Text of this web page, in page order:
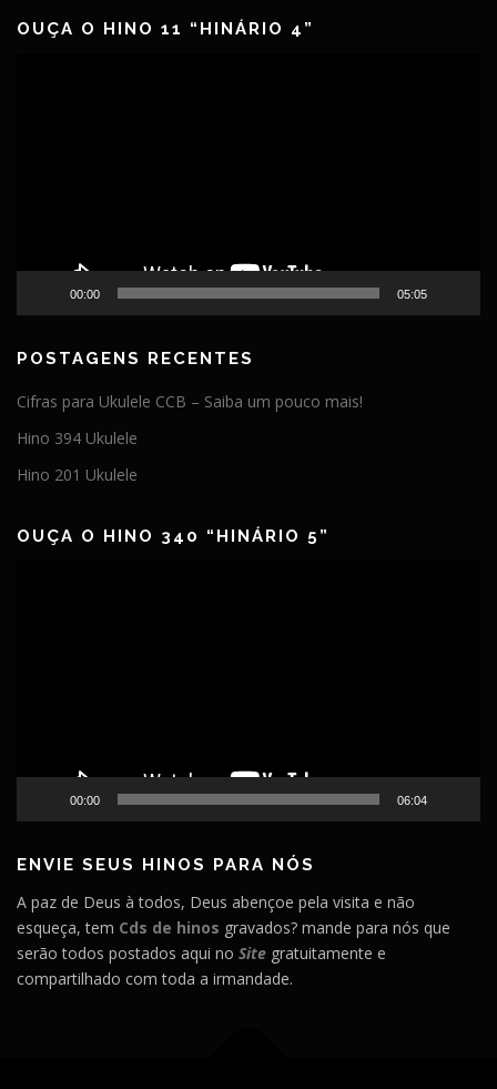
OUÇA O HINO 11 “HINÁRIO 4”
00:00 05:05
POSTAGENS RECENTES
Cifras para Ukulele CCB – Saiba um pouco mais!
Hino 394 Ukulele
Hino 201 Ukulele
OUÇA O HINO 340 “HINÁRIO 5”
00:00 06:04
ENVIE SEUS HINOS PARA NÓS
A paz de Deus à todos, Deus abençoe pela visita e não
esqueça, tem Cds de hinos gravados? mande para nós que
serão todos postados aqui no Site gratuitamente e
compartilhado com toda a irmandade.